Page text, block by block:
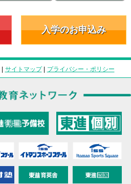
入学のお申込み
| サイトマップ| プライバシー・ポリシー